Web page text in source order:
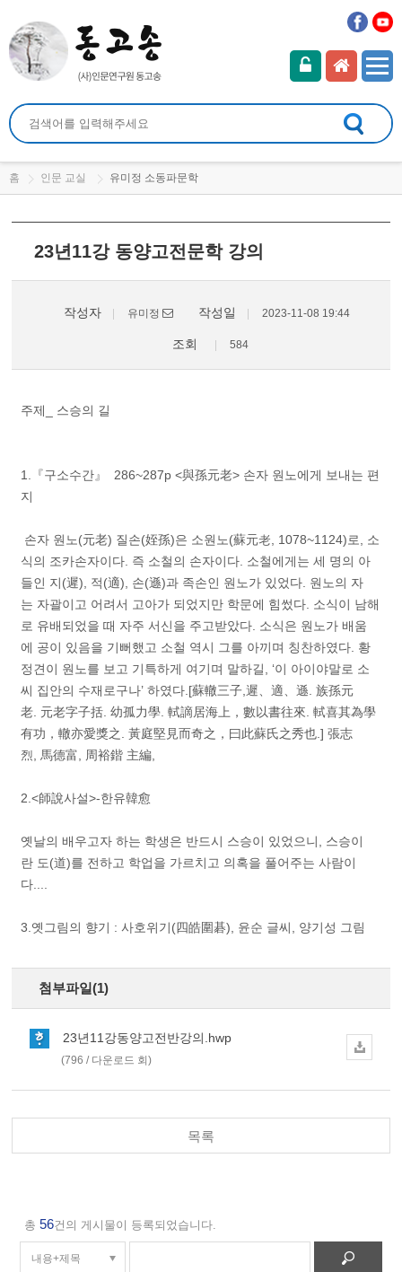
홈 인문 교실 유미정 소동파문학
23년11강 동양고전문학 강의
작성자 유미정 작성일 2023-11-08 19:44
조회 584
주제_ 스승의 길
1.『구소수간』 286~287p <與孫元老> 손자 원노에게 보내는 편
지
손자 원노(元老) 질손(姪孫)은 소원노(蘇元老, 1078~1124)로, 소
식의 조카손자이다. 즉 소철의 손자이다. 소철에게는 세 명의 아
들인 지(遲), 적(適), 손(遜)과 족손인 원노가 있었다. 원노의 자
는 자괄이고 어려서 고아가 되었지만 학문에 힘썼다. 소식이 남해
로 유배되었을 때 자주 서신을 주고받았다. 소식은 원노가 배움
에 공이 있음을 기뻐했고 소철 역시 그를 아끼며 칭찬하였다. 황
정견이 원노를 보고 기특하게 여기며 말하길, ‘이 아이야말로 소
씨 집안의 수재로구나’ 하였다.[蘇轍三子,遲、適、遜. 族孫元
老. 元老字子括. 幼孤力學. 軾謫居海上，數以書往來. 軾喜其為學
有功，轍亦愛獎之. 黃庭堅見而奇之，曰此蘇氏之秀也.] 張志
烈, 馬德富, 周裕鍇 主編,
2.<師說사설>-한유韓愈
옛날의 배우고자 하는 학생은 반드시 스승이 있었으니, 스승이
란 도(道)를 전하고 학업을 가르치고 의혹을 풀어주는 사람이
다....
3.옛그림의 향기 : 사호위기(四皓圍碁), 윤순 글씨, 양기성 그림
첨부파일(1)
23년11강동양고전반강의.hwp
(796 / 다운로드 회)
목록
총56건의 게시물이 등록되었습니다.